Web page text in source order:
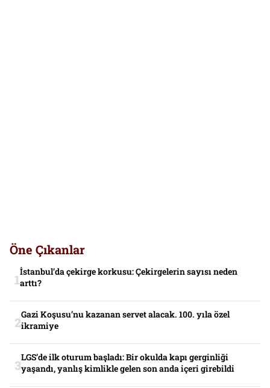
Öne Çıkanlar
İstanbul’da çekirge korkusu: Çekirgelerin sayısı neden
arttı?
Gazi Koşusu’nu kazanan servet alacak. 100. yıla özel
ikramiye
LGS’de ilk oturum başladı: Bir okulda kapı gerginliği
yaşandı, yanlış kimlikle gelen son anda içeri girebildi